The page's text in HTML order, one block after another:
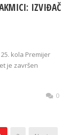
IZVIĐAČ
kola Premijer
je završen
0